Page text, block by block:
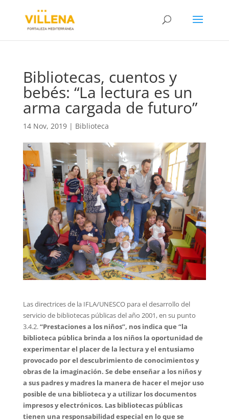
Bibliotecas, cuentos y
bebés: “La lectura es un
arma cargada de futuro”
14 Nov, 2019| Biblioteca
Las directrices de la IFLA/UNESCO para el desarrollo del
servicio de bibliotecas públicas del año 2001, en su punto
3.4.2.“Prestaciones a los niños”, nos indica que “la
biblioteca pública brinda a los niños la oportunidad de
experimentar el placer de la lectura y el entusiamo
provocado por el descubrimiento de conocimientos y
obras de la imaginación. Se debe enseñar a los niños y
a sus padres y madres la manera de hacer el mejor uso
posible de una biblioteca y a utilizar los documentos
impresos y electrónicos. Las bibliotecas públicas
tienen una responsabilidad especial en lo que se